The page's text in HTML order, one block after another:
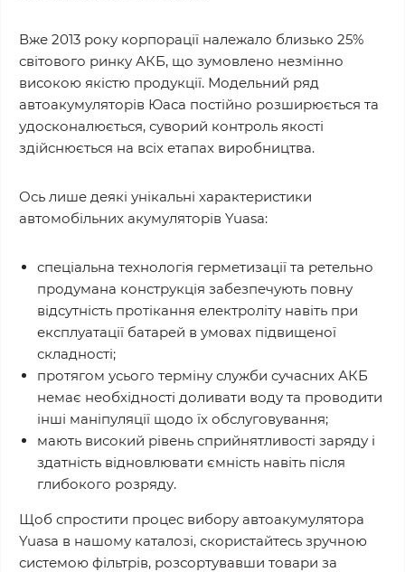
Вже 2013 року корпорації належало близько 25%
світового ринку АКБ, що зумовлено незмінно
високою якістю продукції. Модельний ряд
автоакумуляторів Юаса постійно розширюється та
удосконалюється, суворий контроль якості
здійснюється на всіх етапах виробництва.
Ось лише деякі унікальні характеристики
автомобільних акумуляторів Yuasa:
спеціальна технологія герметизації та ретельно
продумана конструкція забезпечують повну
відсутність протікання електроліту навіть при
експлуатації батарей в умовах підвищеної
складності;
протягом усього терміну служби сучасних АКБ
немає необхідності доливати воду та проводити
інші маніпуляції щодо їх обслуговування;
мають високий рівень сприйнятливості заряду і
здатність відновлювати ємність навіть після
глибокого розряду.
Щоб спростити процес вибору автоакумулятора
Yuasa в нашому каталозі, скористайтесь зручною
системою фільтрів, розсортувавши товари за